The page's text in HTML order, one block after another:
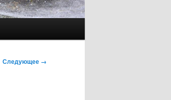
Следующее →